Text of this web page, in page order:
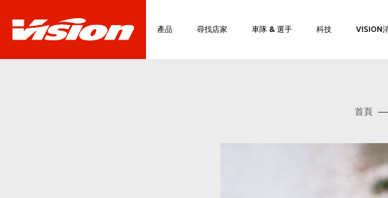
產品 尋找店家 車隊 & 選手 科技 VISION
首頁